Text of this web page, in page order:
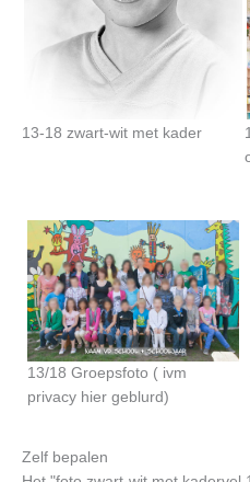
13-18 zwart-wit met kader
13/18 Groepsfoto ( ivm
privacy hier geblurd)
Zelf bepalen